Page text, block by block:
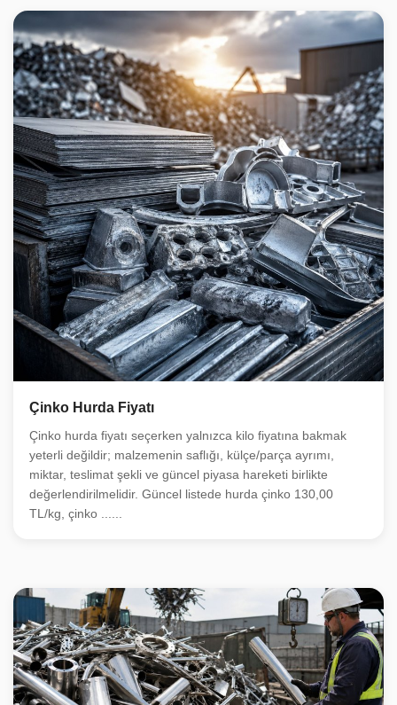
Çinko Hurda Fiyatı
Çinko hurda fiyatı seçerken yalnızca kilo fiyatına bakmak
yeterli değildir; malzemenin saflığı, külçe/parça ayrımı,
miktar, teslimat şekli ve güncel piyasa hareketi birlikte
değerlendirilmelidir. Güncel listede hurda çinko 130,00
TL/kg, çinko ......